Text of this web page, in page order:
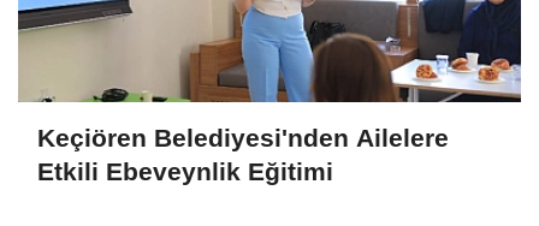
Keçiören Belediyesi'nden Ailelere
Etkili Ebeveynlik Eğitimi